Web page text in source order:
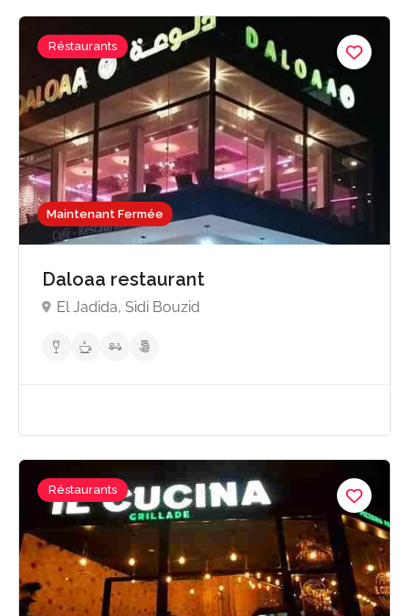
Maintenant Fermée
Réstaurants
Daloaa restaurant
El Jadida, Sidi Bouzid
Réstaurants